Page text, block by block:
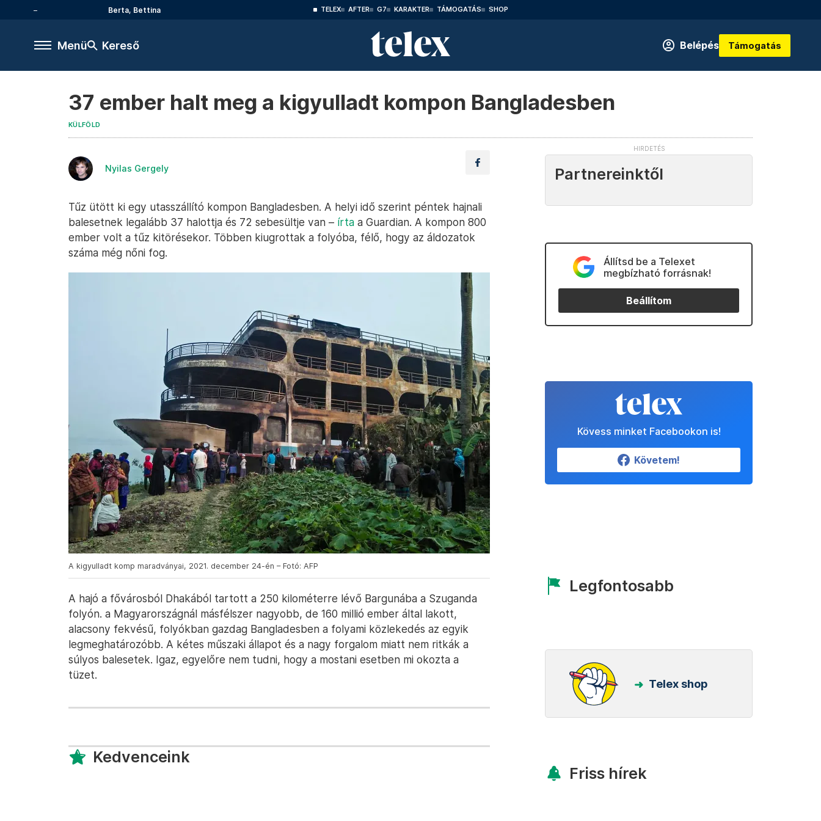
Berta, Bettina TELEX AFTER G7 KARAKTER TÁMOGATÁS SHOP
Menü Kereső Belépés Támogatás
37 ember halt meg a kigyulladt kompon Bangladesben
KÜLFÖLD
Nyilas Gergely
Tűz ütött ki egy utasszállító kompon Bangladesben. A helyi idő szerint péntek hajnali
balesetnek legalább 37 halottja és 72 sebesültje van – írta a Guardian. A kompon 800
ember volt a tűz kitörésekor. Többen kiugrottak a folyóba, félő, hogy az áldozatok
száma még nőni fog.
A kigyulladt komp maradványai, 2021. december 24-én – Fotó: AFP
A hajó a fővárosból Dhakából tartott a 250 kilométerre lévő Bargunába a Szuganda
folyón. a Magyarországnál másfélszer nagyobb, de 160 millió ember által lakott,
alacsony fekvésű, folyókban gazdag Bangladesben a folyami közlekedés az egyik
legmeghatározóbb. A kétes műszaki állapot és a nagy forgalom miatt nem ritkák a
súlyos balesetek. Igaz, egyelőre nem tudni, hogy a mostani esetben mi okozta a
tüzet.
Kedvenceink
Partnereinktől
Állítsd be a Telexet
megbízható forrásnak!
Beállítom
Kövess minket Facebookon is!
Követem!
Legfontosabb
Telex shop
Friss hírek